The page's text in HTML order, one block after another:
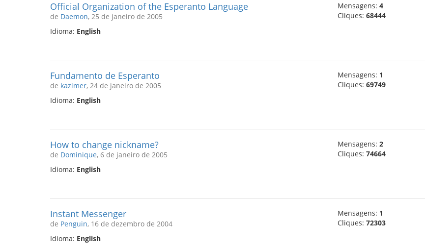
Official Organization of the Esperanto Language
de Daemon, 25 de janeiro de 2005
Idioma: English
Mensagens: 4
Cliques: 68444
Fundamento de Esperanto
de kazimer, 24 de janeiro de 2005
Idioma: English
Mensagens: 1
Cliques: 69749
How to change nickname?
de Dominique, 6 de janeiro de 2005
Idioma: English
Mensagens: 2
Cliques: 74664
Instant Messenger
de Penguin, 16 de dezembro de 2004
Idioma: English
Mensagens: 1
Cliques: 72303